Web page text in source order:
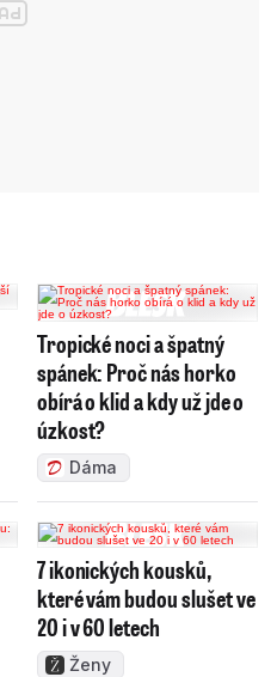
Tropické noci a špatný
spánek: Proč nás horko
obírá o klid a kdy už jde o
úzkost?
Dáma
7 ikonických kousků,
které vám budou slušet ve
20 i v 60 letech
Ženy